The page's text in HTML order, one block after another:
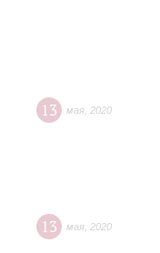
13 мая 2020
13 мая 2020